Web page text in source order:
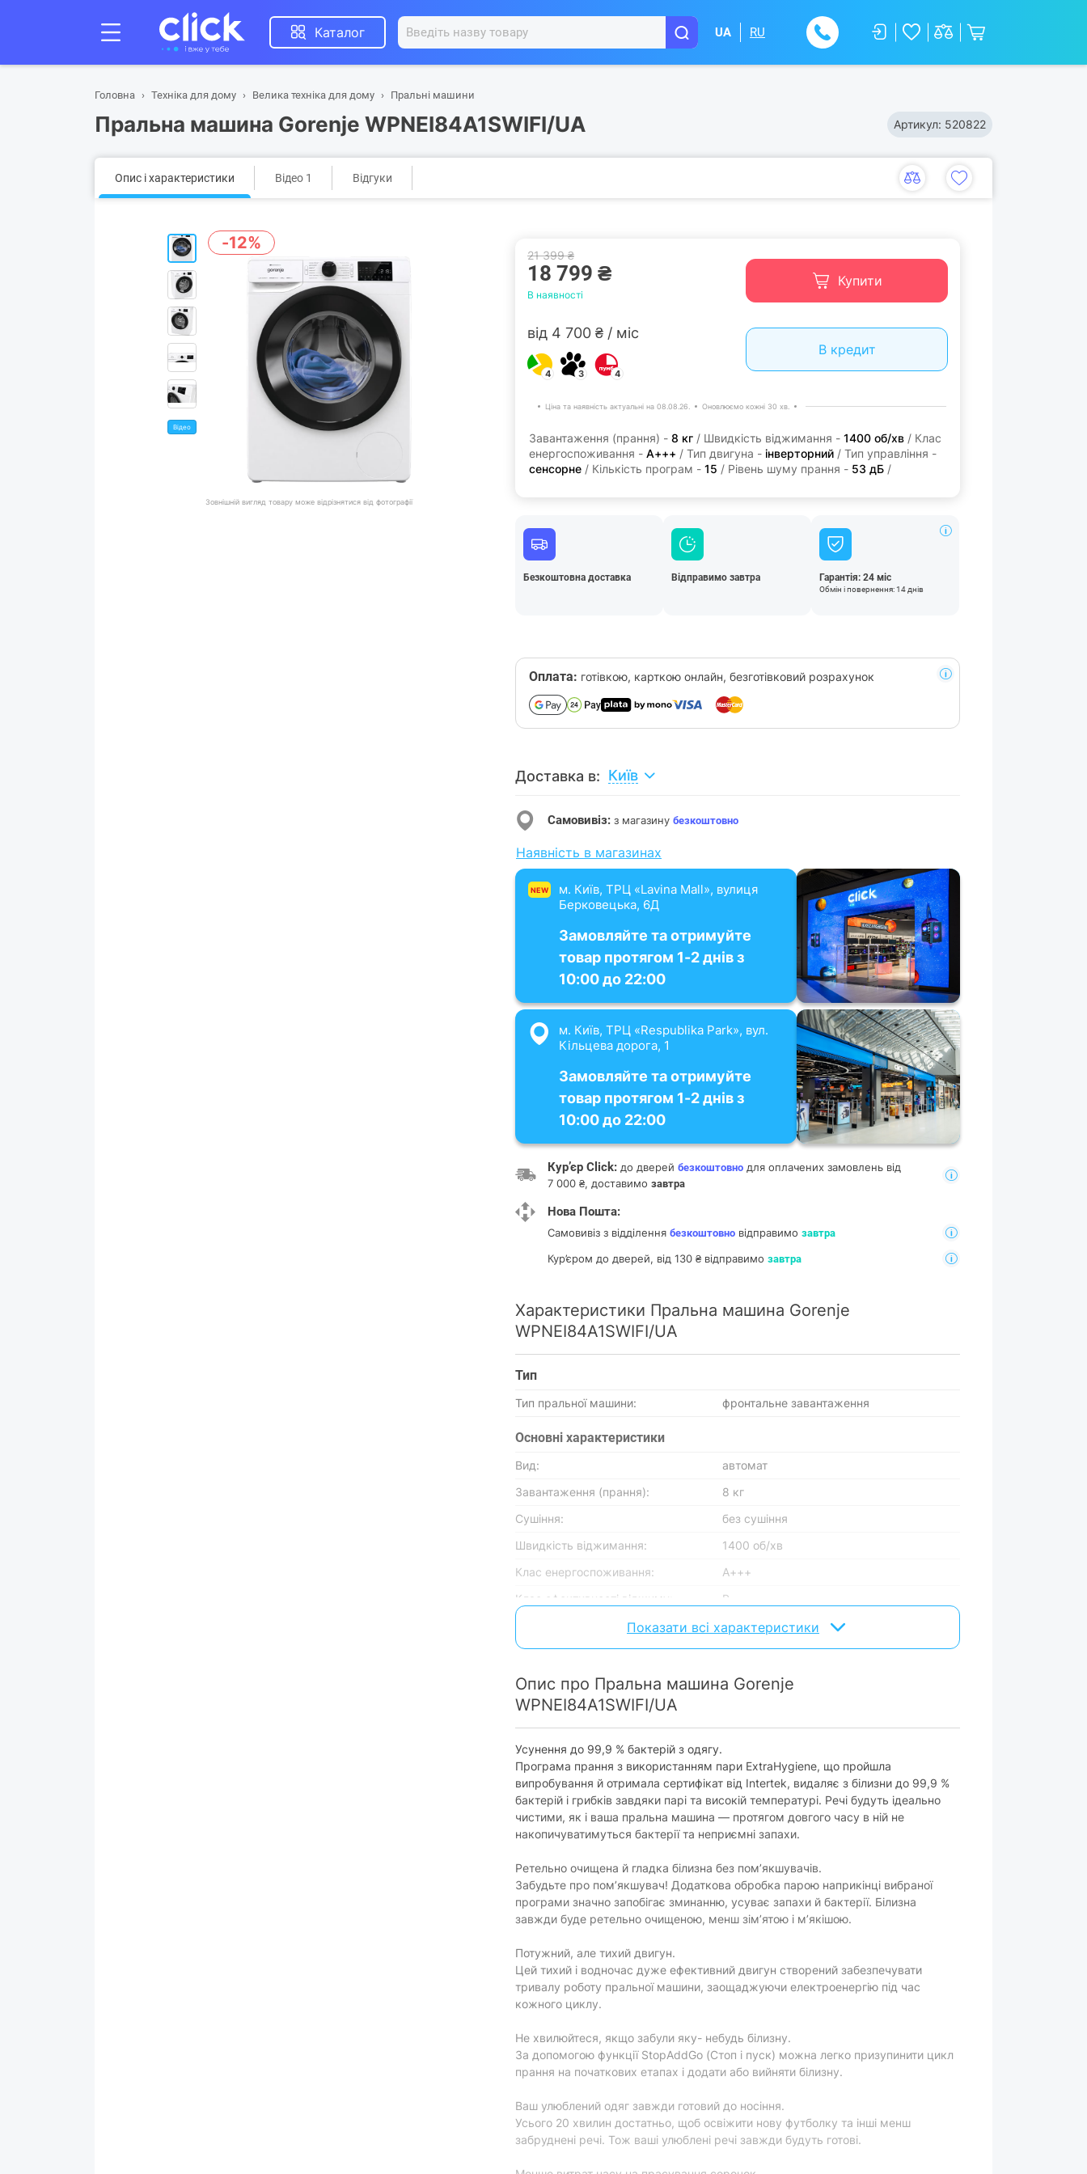
Каталог UA RU
Головна Техніка для дому Велика техніка для дому Пральні машини
Пральна машина Gorenje WPNEI84A1SWIFI/UA Артикул: 520822
Опис і характеристики Відео 1 Відгуки
Відео
-12%
Зовнішній вигляд товару може відрізнятися від фотографії
21 399 ₴
18 799 ₴
В наявності
Купити
від 4 700 ₴ / міс
4 3 4
В кредит
Ціна та наявність актуальні на 08.08.26. Оновлюємо кожні 30 хв.
Завантаження (прання) - 8 кг / Швидкість віджимання - 1400 об/хв / Клас
енергоспоживання - А+++ / Тип двигуна - інверторний / Тип управління -
сенсорне / Кількість програм - 15 / Рівень шуму прання - 53 дБ /
Безкоштовна доставка Відправимо завтра Гарантія: 24 міс
Обмін і повернення: 14 днів
Оплата: готівкою, карткою онлайн, безготівковий розрахунок
Доставка в: Київ
Самовивіз: з магазину безкоштовно
Наявність в магазинах
NEW
м. Київ, ТРЦ «Lavina Mall», вулиця
Берковецька, 6Д
Замовляйте та отримуйте
товар протягом 1-2 днів з
10:00 до 22:00
м. Київ, ТРЦ «Respublika Park», вул.
Кільцева дорога, 1
Замовляйте та отримуйте
товар протягом 1-2 днів з
10:00 до 22:00
Кур’єр Click: до дверей безкоштовно для оплачених замовлень від
7 000 ₴, доставимо завтра
Нова Пошта:
Самовивіз з відділення безкоштовно відправимо завтра
Кур’єром до дверей, від 130 ₴ відправимо завтра
Характеристики Пральна машина Gorenje
WPNEI84A1SWIFI/UA
Тип
Тип пральної машини: фронтальне завантаження
Основнi характеристики
Вид:
автомат
Завантаження (прання):
8 кг
Сушіння:
без сушіння
Швидкість віджимання:
1400 об/хв
Клас енергоспоживання:
А+++
Клас ефективності віджиму:
B
інверторний
Привод:
ремінний
Конструкція бака:
цілісний
Керування
Smart керування:
відсутнє
Програми
Кількість програм: 15
Основні програми
Бавовна:
є
Синтетика:
є
Вовна:
Швидке прання / Експрес:
є
Полоскання:
Ручне прання:
є
Попереднє прання:
є
Eco:
є
Спеціальні програми
Змішані тканини:
Показати всі характеристики
Опис про Пральна машина Gorenje
WPNEI84A1SWIFI/UA
Усунення до 99,9 % бактерій з одягу.
Програма прання з використанням пари ExtraHygiene, що пройшла
випробування й отримала сертифікат від Intertek, видаляє з білизни до 99,9 %
бактерій і грибків завдяки парі та високій температурі. Речі будуть ідеально
чистими, як і ваша пральна машина — протягом довгого часу в ній не
накопичуватимуться бактерії та неприємні запахи.
Ретельно очищена й гладка білизна без пом’якшувачів.
Забудьте про пом’якшувач! Додаткова обробка парою наприкінці вибраної
програми значно запобігає зминанню, усуває запахи й бактерії. Білизна
завжди буде ретельно очищеною, менш зім’ятою і м’якішою.
Потужний, але тихий двигун.
Цей тихий і водночас дуже ефективний двигун створений забезпечувати
тривалу роботу пральної машини, заощаджуючи електроенергію під час
кожного циклу.
Не хвилюйтеся, якщо забули яку- небудь білизну.
За допомогою функції StopAddGo (Стоп і пуск) можна легко призупинити цикл
прання на початкових етапах і додати або вийняти білизну.
Ваш улюблений одяг завжди готовий до носіння.
Усього 20 хвилин достатньо, щоб освіжити нову футболку та інші менш
забруднені речі. Тож ваші улюблені речі завжди будуть готові.